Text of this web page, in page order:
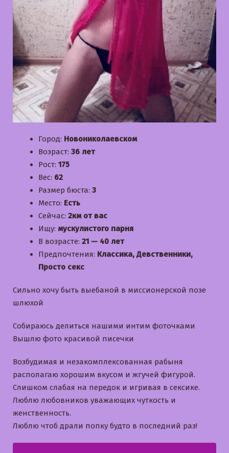
Город: Новониколаевском
Возраст: 36 лет
Рост: 175
Вес: 62
Размер бюста: 3
Место: Есть
Сейчас: 2км от вас
Ищу: мускулистого парня
В возрасте: 21 — 40 лет
Предпочтения: Классика, Девственники,
Просто секс
Сильно хочу быть выебаной в миссионерской позе
шлюхой
Собираюсь делиться нашими интим фоточками
Вышлю фото красивой писечки
Возбудимая и незакомплексованная рабыня
располагаю хорошим вкусом и жгучей фигурой.
Слишком слабая на передок и игривая в сексике.
Люблю любовников уважающих чуткость и
женственность.
Люблю чтоб драли попку будто в последний раз!